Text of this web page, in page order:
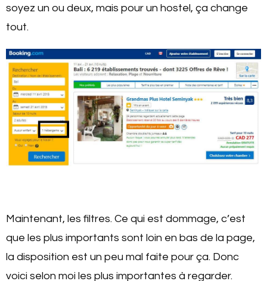
soyez un ou deux, mais pour un hostel, ça change
tout.
Maintenant, les filtres. Ce qui est dommage, c’est
que les plus importants sont loin en bas de la page,
la disposition est un peu mal faite pour ça. Donc
voici selon moi les plus importantes à regarder.